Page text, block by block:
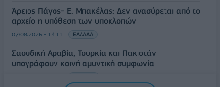
Άρειος Πάγος- Ε. Μπακέλας: Δεν ανασύρεται από το
αρχείο η υπόθεση των υποκλοπών
07/08/2026 - 14:11 ΕΛΛΑΔΑ
Σαουδική Αραβία, Τουρκία και Πακιστάν
υπογράφουν κοινή αμυντική συμφωνία